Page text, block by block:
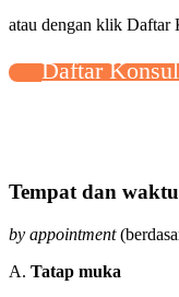
atau dengan klik Daftar
Daftar
Tempat dan
by appointment
A. Tatap muka